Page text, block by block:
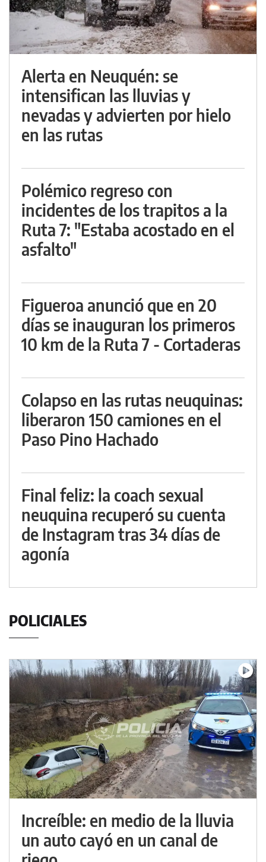
Alerta en Neuquén: se
intensifican las lluvias y
nevadas y advierten por hielo
en las rutas
Polémico regreso con
incidentes de los trapitos a la
Ruta 7: "Estaba acostado en el
asfalto"
Figueroa anunció que en 20
días se inauguran los primeros
10 km de la Ruta 7 - Cortaderas
Colapso en las rutas neuquinas:
liberaron 150 camiones en el
Paso Pino Hachado
Final feliz: la coach sexual
neuquina recuperó su cuenta
de Instagram tras 34 días de
agonía
POLICIALES
Increíble: en medio de la lluvia
un auto cayó en un canal de